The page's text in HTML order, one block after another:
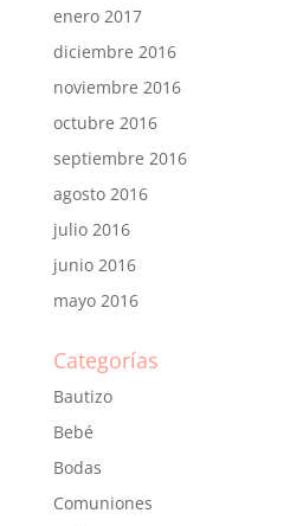
enero 2017
diciembre 2016
noviembre 2016
octubre 2016
septiembre 2016
agosto 2016
julio 2016
junio 2016
mayo 2016
Categorías
Bautizo
Bebé
Bodas
Comuniones